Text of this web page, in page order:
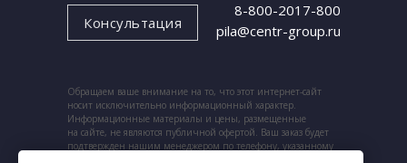
Консультация
8-800-2017-800
pila@centr-group.ru
Обращаем ваше внимание на то, что этот интернет-сайт
носит исключительно информационный характер.
Информационные материалы и цены, размещенные
на сайте, не являются публичной офертой. Ваш заказ будет
подтвержден нашим менеджером по телефону, указанному